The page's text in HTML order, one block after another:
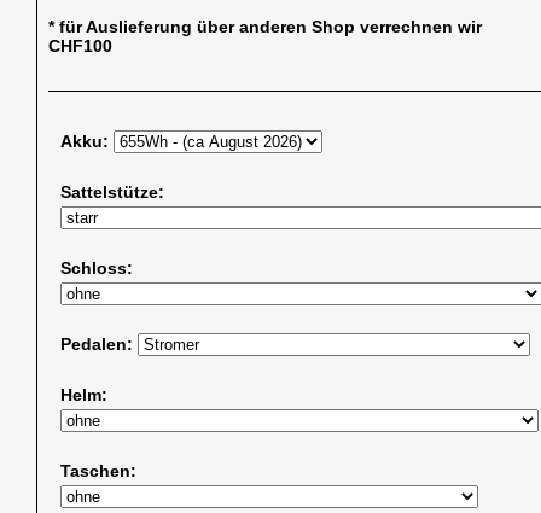
* für Auslieferung über anderen Shop verrechnen wir
CHF100
Akku:
Sattelstütze:
Schloss:
Pedalen:
Helm:
Taschen: